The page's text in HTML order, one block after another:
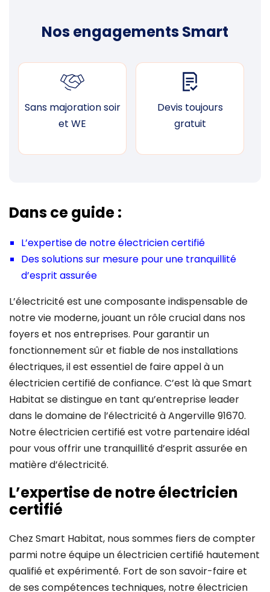
Nos engagements Smart
Sans majoration soir
et WE
Devis toujours
gratuit
Dans ce guide :
L’expertise de notre électricien certifié
Des solutions sur mesure pour une tranquillité
d’esprit assurée
L’électricité est une composante indispensable de
notre vie moderne, jouant un rôle crucial dans nos
foyers et nos entreprises. Pour garantir un
fonctionnement sûr et fiable de nos installations
électriques, il est essentiel de faire appel à un
électricien certifié de confiance. C’est là que Smart
Habitat se distingue en tant qu’entreprise leader
dans le domaine de l’électricité à Angerville 91670.
Notre électricien certifié est votre partenaire idéal
pour vous offrir une tranquillité d’esprit assurée en
matière d’électricité.
L’expertise de notre électricien
certifié
Chez Smart Habitat, nous sommes fiers de compter
parmi notre équipe un électricien certifié hautement
qualifié et expérimenté. Fort de son savoir-faire et
de ses compétences techniques, notre électricien